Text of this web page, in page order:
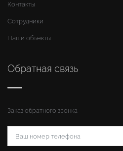
Контакты
Сотрудники
Наши объекты
Обратная связь
Заказ обратного звонка